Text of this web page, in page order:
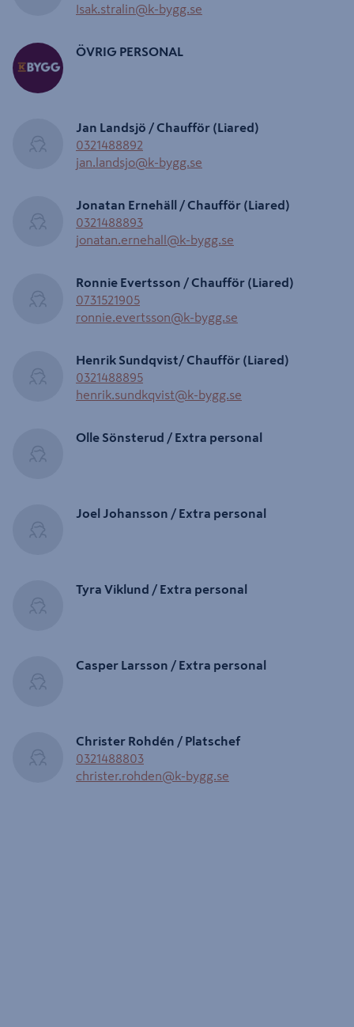
Isak.stralin@k-bygg.se
ÖVRIG PERSONAL
Jan Landsjö / Chaufför (Liared)
0321488892
jan.landsjo@k-bygg.se
Jonatan Ernehäll / Chaufför (Liared)
0321488893
jonatan.ernehall@k-bygg.se
Ronnie Evertsson / Chaufför (Liared)
0731521905
ronnie.evertsson@k-bygg.se
Henrik Sundqvist/ Chaufför (Liared)
0321488895
henrik.sundkqvist@k-bygg.se
Olle Sönsterud / Extra personal
Joel Johansson / Extra personal
Tyra Viklund / Extra personal
Casper Larsson / Extra personal
Christer Rohdén / Platschef
0321488803
christer.rohden@k-bygg.se